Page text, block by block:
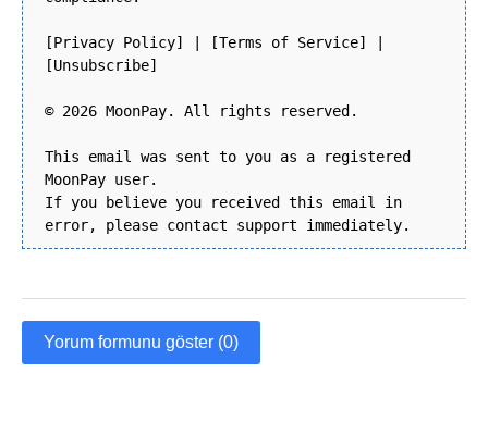
[Privacy Policy] | [Terms of Service] |
[Unsubscribe]
© 2026 MoonPay. All rights reserved.
This email was sent to you as a registered
MoonPay user.
If you believe you received this email in
error, please contact support immediately.
Yorum formunu göster (0)